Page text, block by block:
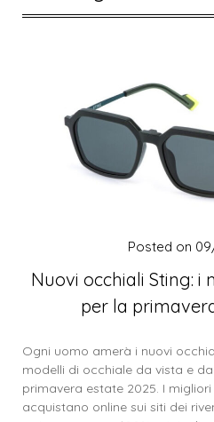
Nuovi occhiali Sting: i
per la
Posted on
Ogni uomo amerà i nuovi
modelli di occhiale da vista e
primavera estate 2025. I
acquistano online sui siti dei